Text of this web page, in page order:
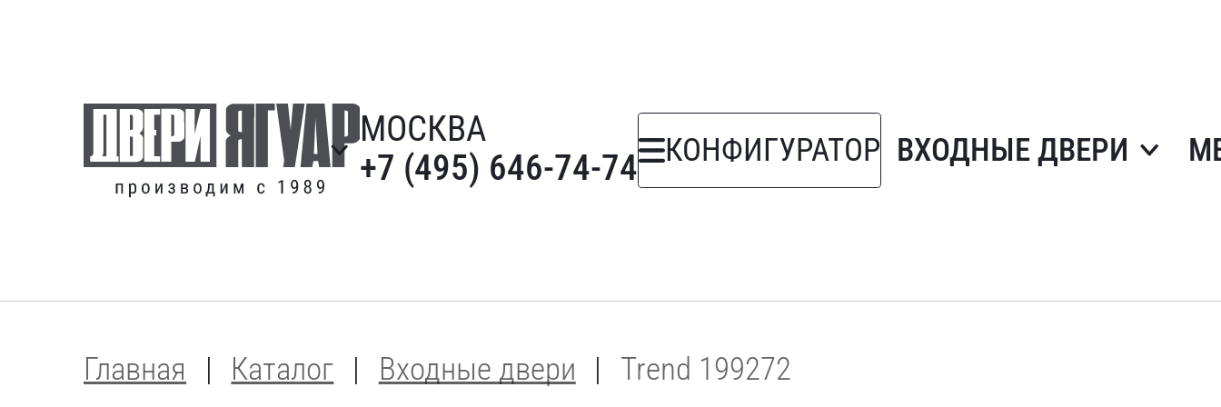
МОСКВА
+7 (495) 646-74-74
КОНФИГУРАТОР ВХОДНЫЕ ДВЕРИ
Главная Каталог Входные двери Trend 199272